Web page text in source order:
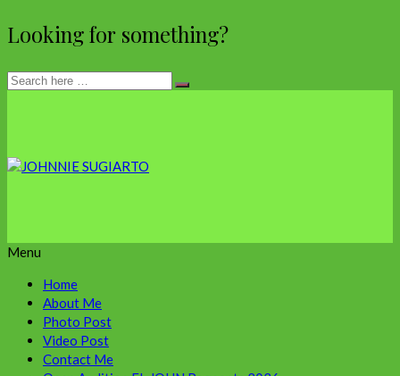
Looking for something?
Menu
Home
About Me
Photo Post
Video Post
Contact Me